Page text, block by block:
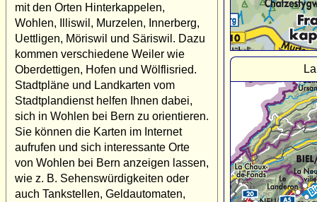
mit den Orten Hinterkappelen,
Wohlen, Illiswil, Murzelen, Innerberg,
Uettligen, Möriswil und Säriswil. Dazu
kommen verschiedene Weiler wie
Oberdettigen, Hofen und Wölflisried.
Stadtpläne und Landkarten vom
Stadtplandienst helfen Ihnen dabei,
sich in Wohlen bei Bern zu orientieren.
Sie können die Karten im Internet
aufrufen und sich interessante Orte
von Wohlen bei Bern anzeigen lassen,
wie z. B. Sehenswürdigkeiten oder
auch Tankstellen, Geldautomaten,